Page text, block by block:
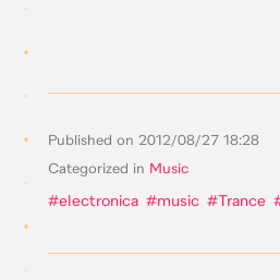
Published on 2012/08/27 18:28
Categorized in Music
electronica music Trance